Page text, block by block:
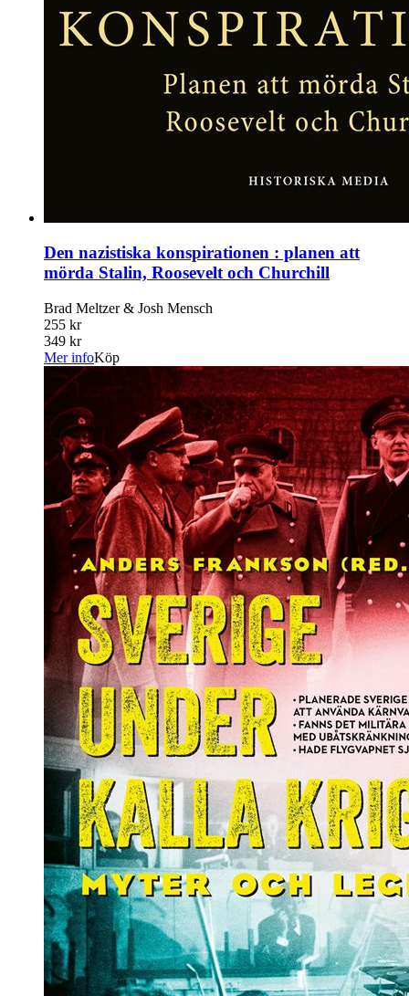
Den nazistiska konspirationen : planen att
mörda Stalin, Roosevelt och Churchill
Brad Meltzer & Josh Mensch
255 kr
349 kr
Mer infoKöp